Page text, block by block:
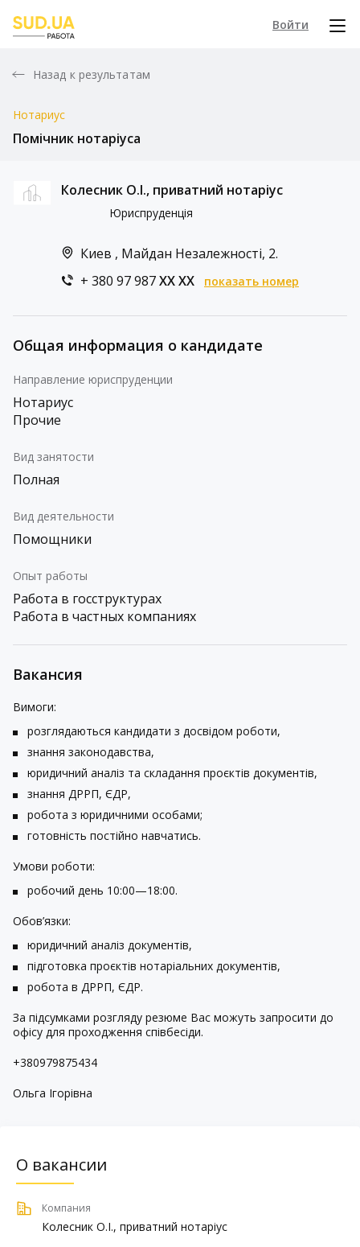
Войти
Назад к результатам
Нотариус
Помічник нотаріуса
Колесник О.І., приватний нотаріус
Юриспруденція
Киев , Майдан Незалежності, 2.
+ 380 97 987XX XX показать номер
Общая информация о кандидате
Направление юриспруденции
Нотариус
Прочие
Вид занятости
Полная
Вид деятельности
Помощники
Опыт работы
Работа в госструктурах
Работа в частных компаниях
Вакансия
Вимоги:
розглядаються кандидати з досвідом роботи,
знання законодавства,
юридичний аналіз та складання проєктів документів,
знання ДРРП, ЄДР,
робота з юридичними особами;
готовність постійно навчатись.
Умови роботи:
робочий день 10:00—18:00.
Обов’язки:
юридичний аналіз документів,
підготовка проєктів нотаріальних документів,
робота в ДРРП, ЄДР.
За підсумками розгляду резюме Вас можуть запросити до
офісу для проходження співбесіди.
+380979875434
Ольга Ігорівна
О вакансии
Компания
Колесник О.І., приватний нотаріус